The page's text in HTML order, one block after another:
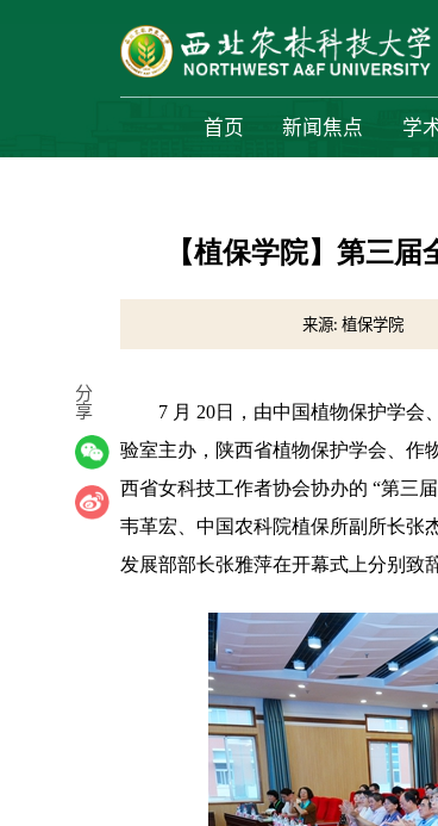
首页 新闻焦点 学
【植保学院】第三
来源: 植保学院
7 月 20日，由中国植物保护学
验室主办，陕西省植物保护学会、作
西省女科技工作者协会协办的 “第三
韦革宏、中国农科院植保所副所长张
发展部部长张雅萍在开幕式上分别致
分
享